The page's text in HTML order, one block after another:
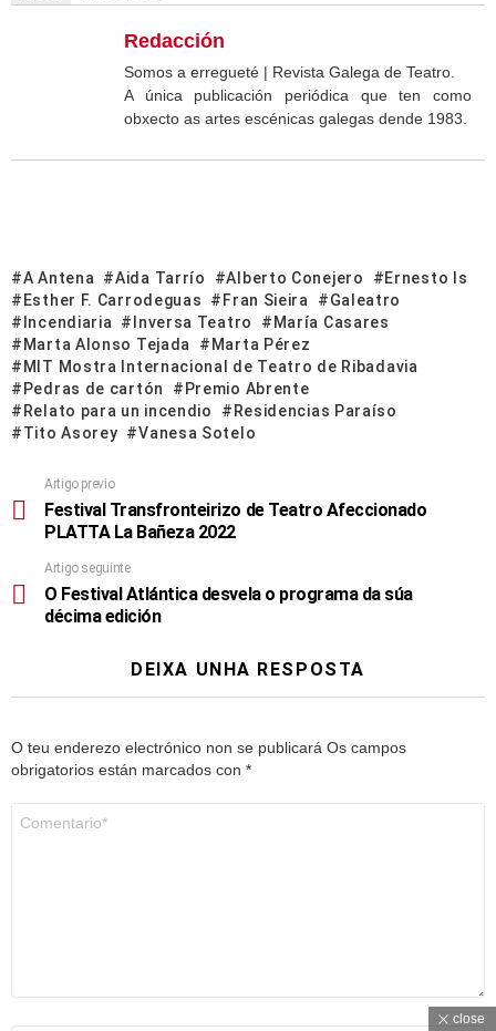
Redacción
Somos a erregueté | Revista Galega de Teatro.
A única publicación periódica que ten como
obxecto as artes escénicas galegas dende 1983.
A Antena Aida Tarrío Alberto Conejero
Ernesto Is
Esther F. Carrodeguas
Fran Sieira
Galeatro
Incendiaria
Inversa Teatro
María Casares
Marta Alonso Tejada
Marta Pérez
MIT Mostra Internacional de Teatro de Ribadavia
Pedras de cartón
Premio Abrente
Relato para un incendio
Residencias Paraíso
Tito Asorey
Vanesa Sotelo
Artigo previo
Festival Transfronteirizo de Teatro Afeccionado
PLATTA La Bañeza 2022
Artigo seguinte
O Festival Atlántica desvela o programa da súa
décima edición
DEIXA UNHA RESPOSTA
O teu enderezo electrónico non se publicará Os campos
obrigatorios están marcados con *
close